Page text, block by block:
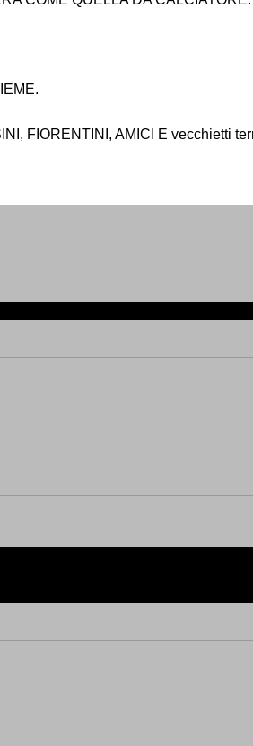
FIORENTINI, AMICI E vecchietti